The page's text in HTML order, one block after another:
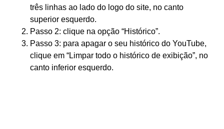
três linhas ao lado do logo do site, no canto
superior esquerdo.
Passo 2: clique na opção “Histórico”.
Passo 3: para apagar o seu histórico do YouTube,
clique em “Limpar todo o histórico de exibição”, no
canto inferior esquerdo.